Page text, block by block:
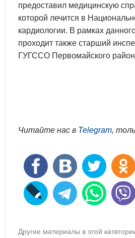
предоставил медицинскую
которой лечится в
кардиологии. В рамках
проходит также старший
ГУГССО Первомайского
Читайте нас в Telegram,
Другие материалы в этой